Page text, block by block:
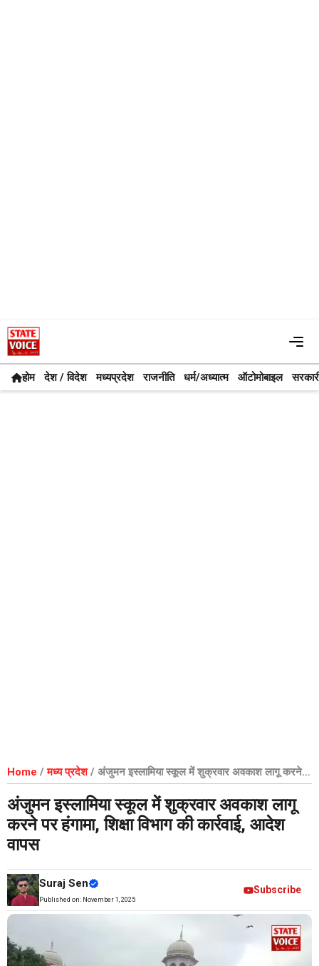
Skip
to
content
होम देश / विदेश मध्यप्रदेश राजनीति धर्म/अध्यात्म ऑटोमोबाइल
Home /मध्य प्रदेश/ अंजुमन इस्लामिया स्कूल में शुक्रवार अवकाश लागू करने
पर हंगामा, शिक्षा विभाग की कार्रवाई, आदेश वापस
अंजुमन इस्लामिया स्कूल में शुक्रवार अवकाश लागू
करने पर हंगामा, शिक्षा विभाग की कार्रवाई, आदेश
वापस
Suraj Sen
Published on: November 1, 2025
Subscribe